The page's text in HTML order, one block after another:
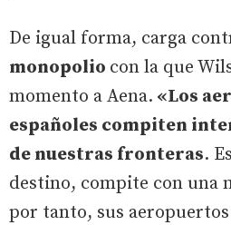
De igual forma, carga
monopolio con la que
momento a Aena. «Los
españoles compiten
de nuestras fronteras.
destino, compite con una
por tanto, sus